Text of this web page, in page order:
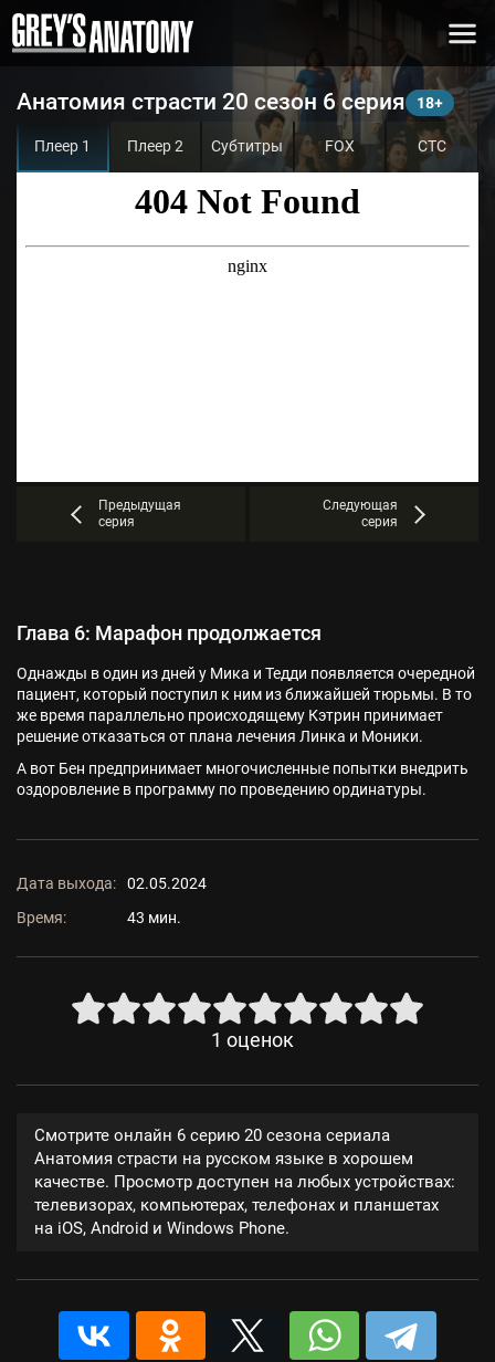
Анатомия страсти 20 сезон 6 серия
Плеер 1 Плеер 2 Субтитры FOX СТС
Предыдущая
серия
Следующая
серия
Глава 6: Марафон продолжается
Однажды в один из дней у Мика и Тедди появляется очередной
пациент, который поступил к ним из ближайшей тюрьмы. В то
же время параллельно происходящему Кэтрин принимает
решение отказаться от плана лечения Линка и Моники.
А вот Бен предпринимает многочисленные попытки внедрить
оздоровление в программу по проведению ординатуры.
Дата выхода:
02.05.2024
Время:
43 мин.
1 оценок
Смотрите онлайн 6 серию 20 сезона сериала
Анатомия страсти на русском языке в хорошем
качестве. Просмотр доступен на любых устройствах:
телевизорах, компьютерах, телефонах и планшетах
на iOS, Android и Windows Phone.